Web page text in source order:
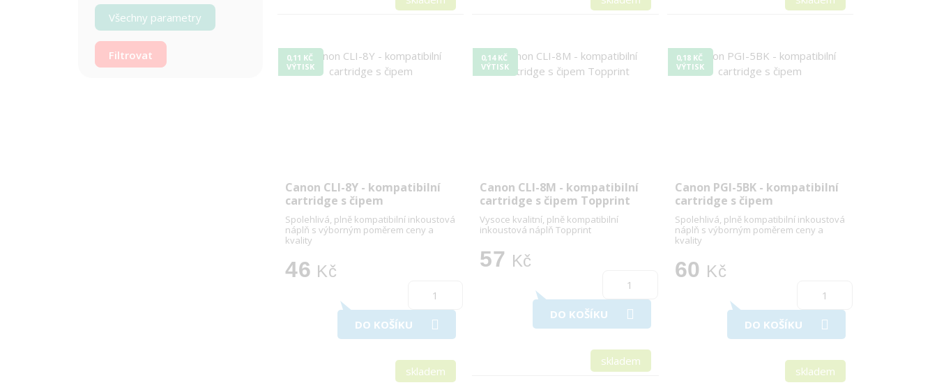
Všechny parametry
0,11 KČ
VÝTISK
Canon CLI-8Y - kompatibilní
cartridge s čipem
Spolehlivá, plně kompatibilní inkoustová
náplň s výborným poměrem ceny a
kvality
46 Kč
DO KOŠÍKU
skladem
0,14 KČ
VÝTISK
Canon CLI-8M - kompatibilní
cartridge s čipem Topprint
Vysoce kvalitní, plně kompatibilní
inkoustová náplň Topprint
57 Kč
DO KOŠÍKU
skladem
0,18 KČ
VÝTISK
Canon PGI-5BK - kompatibilní
cartridge s čipem
Spolehlivá, plně kompatibilní inkoustová
náplň s výborným poměrem ceny a
kvality
60 Kč
DO KOŠÍKU
skladem